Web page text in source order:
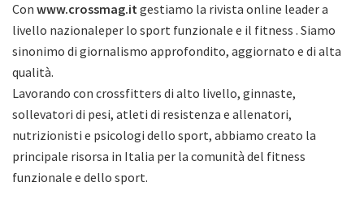
Con www.crossmag.itgestiamo la rivista online leader a
livello nazionaleper lo sport funzionale e il fitness . Siamo
sinonimo di giornalismo approfondito, aggiornato e di alta
qualità.
Lavorando con crossfitters di alto livello, ginnaste,
sollevatori di pesi, atleti di resistenza e allenatori,
nutrizionisti e psicologi dello sport, abbiamo creato la
principale risorsa in Italia per la comunità del fitness
funzionale e dello sport.